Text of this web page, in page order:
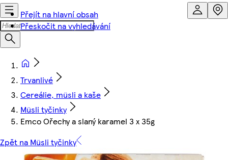
Přejít na hlavní obsah
Přeskočit na vyhledávání
Trvanlivé
Cereálie, müsli a kaše
Müsli tyčinky
Emco Ořechy a slaný karamel 3 x 35g
Zpět na Müsli tyčinky